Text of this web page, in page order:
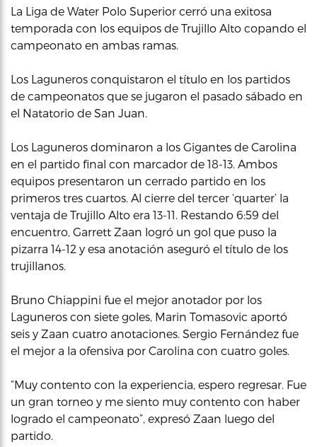
La Liga de Water Polo Superior cerró una exitosa
temporada con los equipos de Trujillo Alto copando el
campeonato en ambas ramas.
Los Laguneros conquistaron el título en los partidos
de campeonatos que se jugaron el pasado sábado en
el Natatorio de San Juan.
Los Laguneros dominaron a los Gigantes de Carolina
en el partido final con marcador de 18-13. Ambos
equipos presentaron un cerrado partido en los
primeros tres cuartos. Al cierre del tercer ‘quarter’ la
ventaja de Trujillo Alto era 13-11. Restando 6:59 del
encuentro, Garrett Zaan logró un gol que puso la
pizarra 14-12 y esa anotación aseguró el título de los
trujillanos.
Bruno Chiappini fue el mejor anotador por los
Laguneros con siete goles, Marin Tomasovic aportó
seis y Zaan cuatro anotaciones. Sergio Fernández fue
el mejor a la ofensiva por Carolina con cuatro goles.
“Muy contento con la experiencia, espero regresar. Fue
un gran torneo y me siento muy contento con haber
logrado el campeonato”, expresó Zaan luego del
partido.